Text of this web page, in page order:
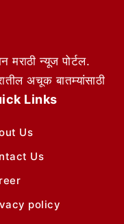
मराठी न्यूज पोर्टल.
अचूक बातम्यांसाठी
Links
Us
Us
policy